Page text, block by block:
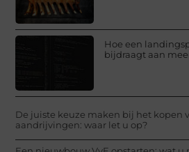
Hoe een
bijdraagt aan
De juiste keuze maken bij het kopen
aandrijvingen: waar let u op?